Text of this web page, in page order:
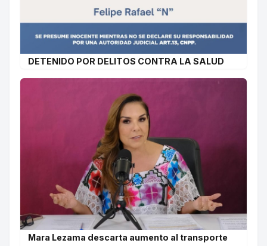
DETENIDO POR DELITOS CONTRA LA SALUD
Mara Lezama descarta aumento al transporte